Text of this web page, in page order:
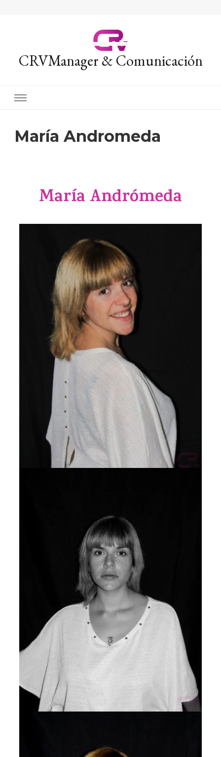
CRVManager & Comunicación
María Andromeda
María Andrómeda